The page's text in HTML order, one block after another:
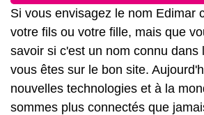
Si vous envisagez le nom Edimar
votre fils ou votre fille, mais que
savoir si c'est un nom connu dans
vous êtes sur le bon site.
nouvelles technologies et à la
sommes plus connectés que